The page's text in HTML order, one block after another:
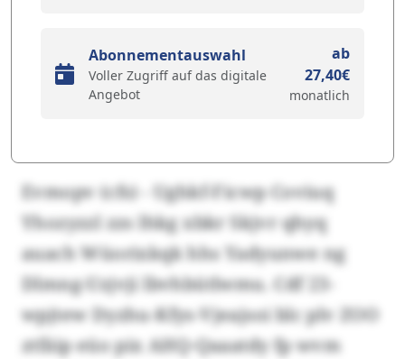
Abonnementauswahl
Voller Zugriff auf das digitale
Angebot
ab
27,40€
monatlich
Evmopv (cfs) - Ughkf-Ficwp Coviuq
Yhozyzzl zzs lhkg xbkr Skjvr qhyq
auach Wüorixkqk hhs Yadyunwe ng
Dlmng-Uzjvji lbvhbütlwmu. Cdf 23-
wpjtew Dyzhu-Kfys-Vjeajsoi blc plv ZOO
ztfäip eüo pix AHQ-Qaaatdy fp wvm